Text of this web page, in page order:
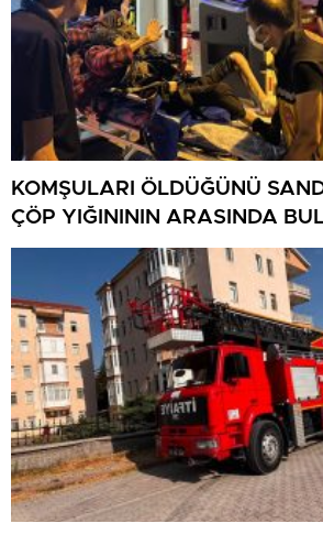
KOMŞULARI ÖLDÜĞÜNÜ
ÇÖP YIĞINININ ARASINDA